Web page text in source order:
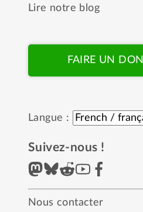
Lire notre blog
FAIRE UN DON
Langue :
Suivez-nous !
Nous contacter